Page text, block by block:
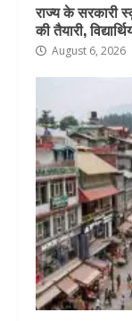
राज्य के सरकारी
की तैयारी,
August 6, 2026